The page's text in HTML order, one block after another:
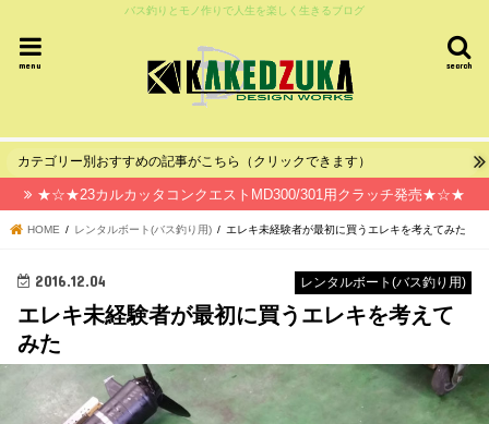
バス釣りとモノ作りで人生を楽しく生きるブログ
search
menu
カテゴリー別おすすめの記事がこちら（クリックできます）
★☆★23カルカッタコンクエストMD300/301用クラッチ発売★☆★
HOME レンタルボート(バス釣り用) エレキ未経験者が最初に買うエレキを考えてみた
レンタルボート(バス釣り用)
2016.12.04
エレキ未経験者が最初に買うエレキを考えて
みた